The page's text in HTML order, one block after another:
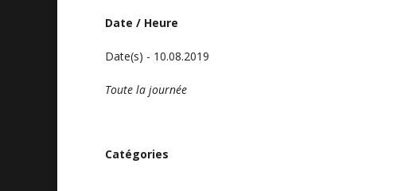
Date / Heure
Date(s) - 10.08.2019
Toute la journée
Catégories